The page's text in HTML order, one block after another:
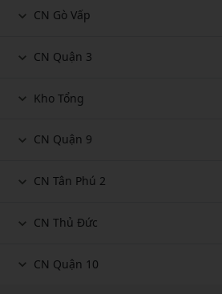
CN Gò Vấp
CN Quận 3
Kho Tổng
CN Quận 9
CN Tân Phú 2
CN Thủ Đức
CN Quận 10